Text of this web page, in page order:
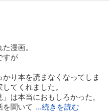
漫画。
すが
り本を読まなくなってしま
てくれました。
は本当におもしろかった。
聞いて ...続きを読む